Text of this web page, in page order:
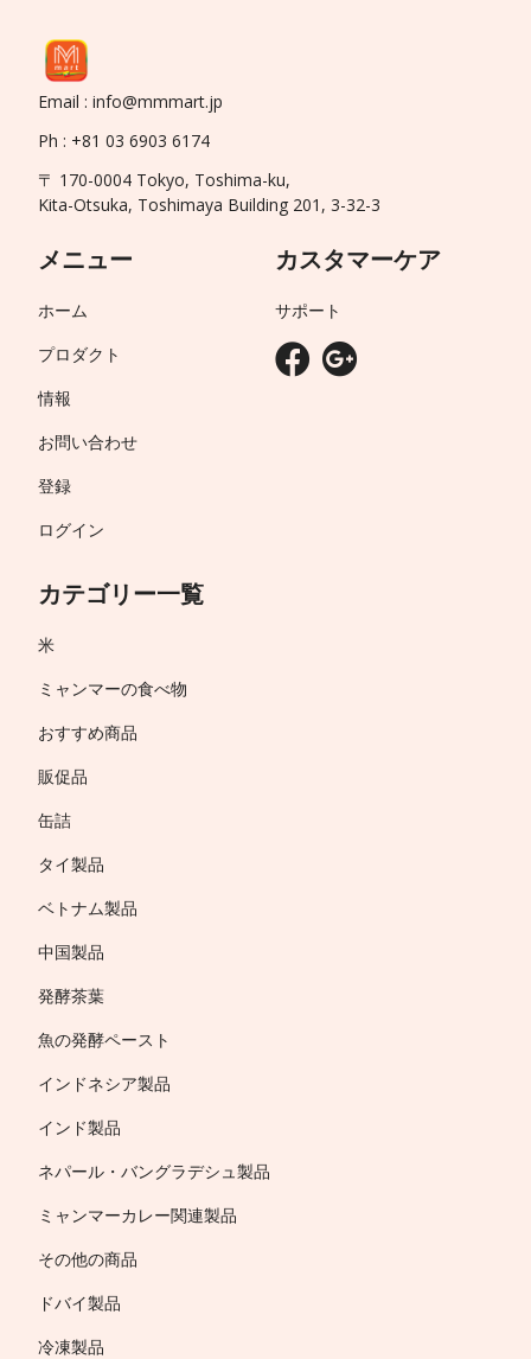
Email : info@mmmart.jp
Ph : +81 03 6903 6174
〒 170-0004 Tokyo, Toshima-ku,
Kita-Otsuka, Toshimaya Building 201, 3-32-3
メニュー
ホーム
プロダクト
情報
お問い合わせ
登録
ログイン
カテゴリー一覧
米
ミャンマーの食べ物
おすすめ商品
販促品
缶詰
タイ製品
ベトナム製品
中国製品
発酵茶葉
魚の発酵ペースト
インドネシア製品
インド製品
ネパール・バングラデシュ製品
ミャンマーカレー関連製品
その他の商品
ドバイ製品
冷凍製品
カスタマーケア
サポート